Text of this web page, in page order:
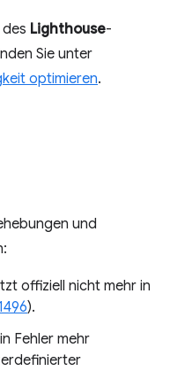
Lighthouse-
Sie unter
optimieren.
und
offiziell nicht mehr in
).
Fehler mehr